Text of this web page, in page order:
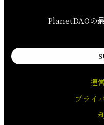
PlanetDAOの最
運
プライ